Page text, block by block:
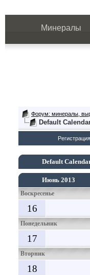
Минералы
Форум: минералы,
Default
Регистрация
Default
Июнь 2013
Воскресенье
16
Понедельник
17
Вторник
18